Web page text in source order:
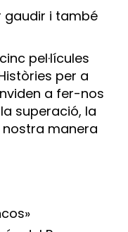
gaudir i també
pel·lícules
per a
a fer-nos
superació, la
manera